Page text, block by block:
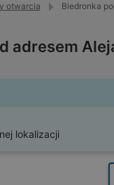
otwarcia Biedronka
adresem
lokalizacji